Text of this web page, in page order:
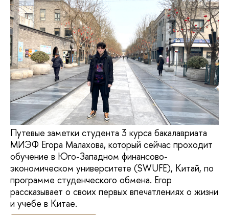
Путевые заметки студента 3 курса бакалавриата
МИЭФ Егора Малахова, который сейчас проходит
обучение в Юго-Западном финансово-
экономическом университете (SWUFE), Китай, по
программе студенческого обмена. Егор
рассказывает о своих первых впечатлениях о жизни
и учебе в Китае.